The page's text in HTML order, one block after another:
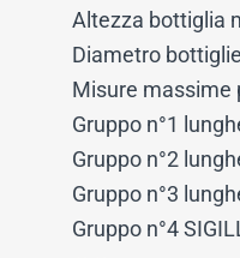
Altezza bottiglia
Diametro
Misure massime
Gruppo n°1
Gruppo n°2
Gruppo n°3
Gruppo n°4